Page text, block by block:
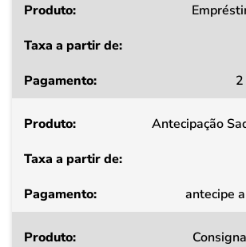
Produto
a
de
Pagamento
Antecipação
antecipe